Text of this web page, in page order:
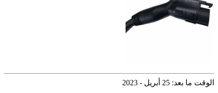
الوقت ما بعد: 25 أبريل - 2023